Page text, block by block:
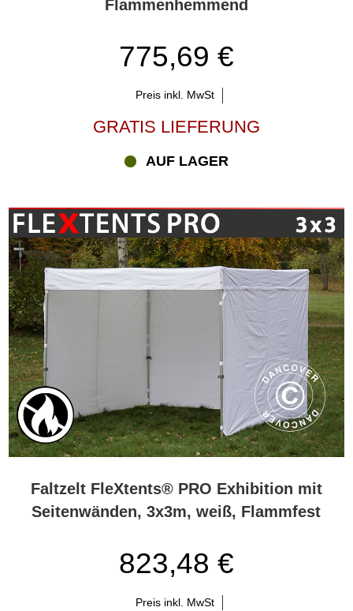
Flammenhemmend
775,69 €
Preis inkl. MwSt
GRATIS LIEFERUNG
AUF LAGER
Faltzelt FleXtents® PRO Exhibition mit
Seitenwänden, 3x3m, weiß, Flammfest
823,48 €
Preis inkl. MwSt